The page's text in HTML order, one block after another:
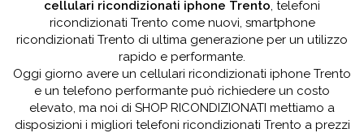
cellulari ricondizionati iphone Trento, telefoni
ricondizionati Trento come nuovi, smartphone
ricondizionati Trento di ultima generazione per un utilizzo
rapido e performante.
Oggi giorno avere un cellulari ricondizionati iphone Trento
e un telefono performante può richiedere un costo
elevato, ma noi di SHOP RICONDIZIONATI mettiamo a
disposizioni i migliori telefoni ricondizionati Trento a prezzi